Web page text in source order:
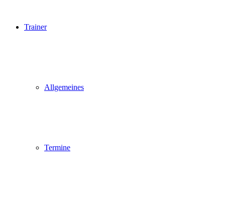
Trainer
Allgemeines
Termine